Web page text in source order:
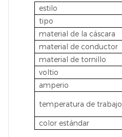
estilo
tipo
material de la cáscara
material de conductor
material de tornillo
voltio
amperio
temperatura de trabajo
color estándar